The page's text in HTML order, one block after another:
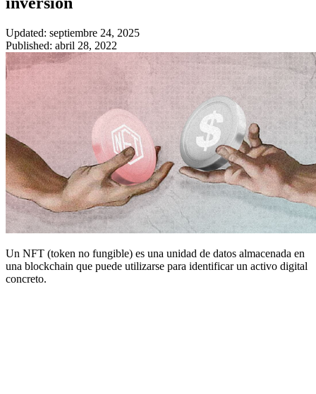
Updated: septiembre 24, 2025
Published: abril 28, 2022
Un NFT (token no fungible) es una unidad de datos almacenada en
una blockchain que puede utilizarse para identificar un activo digital
concreto.